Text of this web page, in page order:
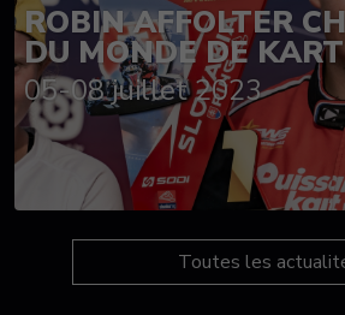
ROBIN AFFOLTER
DU MONDE DE
05-08 juillet 2023
Toutes les